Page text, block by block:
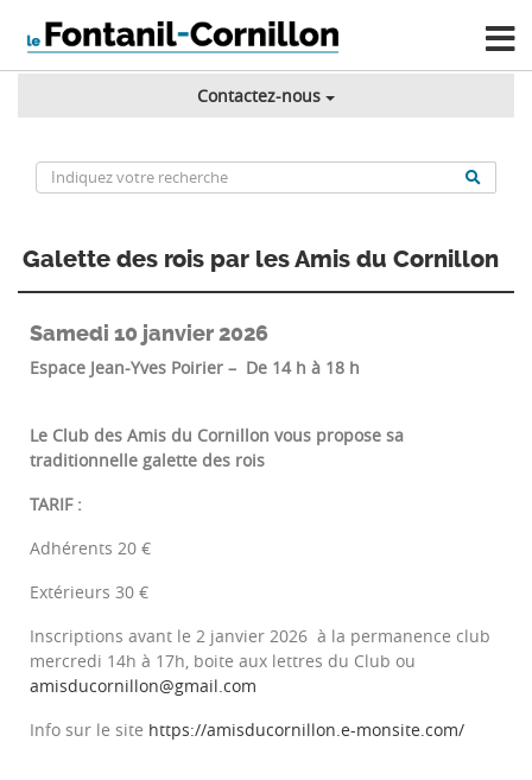
Contactez-nous
Galette des rois par les Amis du Cornillon
Samedi 10 janvier 2026
Espace Jean-Yves Poirier – De 14 h à 18 h
Le Club des Amis du Cornillon vous propose sa
traditionnelle galette des rois
TARIF :
Adhérents 20 €
Extérieurs 30 €
Inscriptions avant le 2 janvier 2026 à la permanence club
mercredi 14h à 17h, boite aux lettres du Club ou
amisducornillon@gmail.com
Info sur le site https://amisducornillon.e-monsite.com/